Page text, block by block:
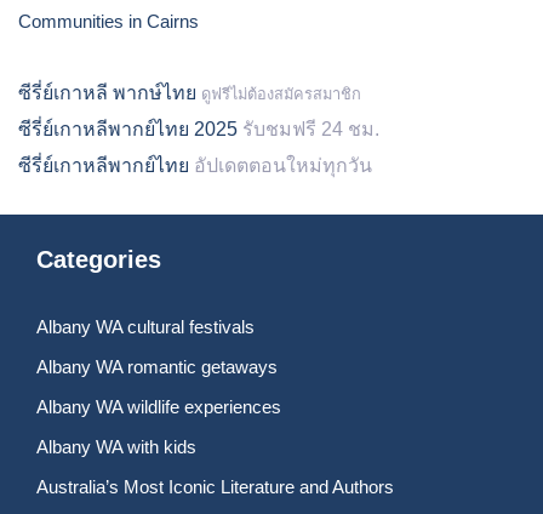
Communities in Cairns
ซีรี่ย์เกาหลี พากษ์ไทย ดูฟรีไม่ต้องสมัครสมาชิก
ซีรี่ย์เกาหลีพากย์ไทย 2025 รับชมฟรี 24 ชม.
ซีรี่ย์เกาหลีพากย์ไทย อัปเดตตอนใหม่ทุกวัน
Categories
Albany WA cultural festivals
Albany WA romantic getaways
Albany WA wildlife experiences
Albany WA with kids
Australia’s Most Iconic Literature and Authors